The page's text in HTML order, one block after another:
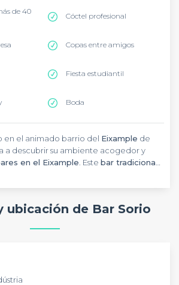
de 40
Cóctel profesional
Copas entre amigos
Fiesta estudiantil
Boda
en el animado barrio del Eixample de
a descubrir su ambiente acogedor y
en el Eixample . Este bar tradicional
su servicio atento y sus precios justos,
perfecto para tus eventos grupales.
ofrece la combinación perfecta entre
ubicación de Bar Sorio